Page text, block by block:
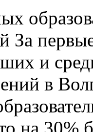
За
и
в